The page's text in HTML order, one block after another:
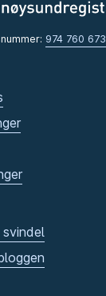
974 760 673